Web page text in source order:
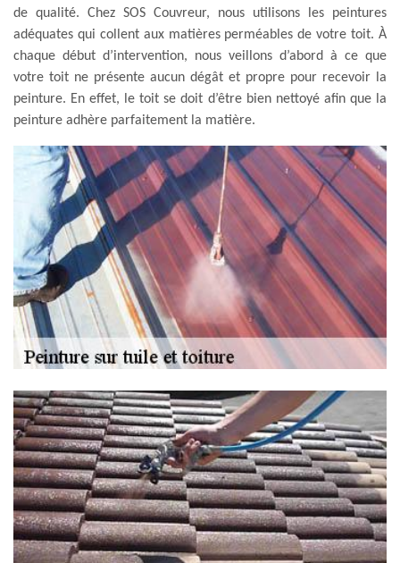
de qualité. Chez SOS Couvreur, nous utilisons les peintures
adéquates qui collent aux matières perméables de votre toit. À
chaque début d’intervention, nous veillons d’abord à ce que
votre toit ne présente aucun dégât et propre pour recevoir la
peinture. En effet, le toit se doit d’être bien nettoyé afin que la
peinture adhère parfaitement la matière.